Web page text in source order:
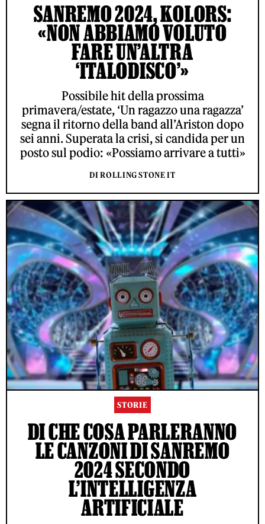
SANREMO 2024, KOLORS:
«NON ABBIAMO VOLUTO
FARE UN’ALTRA
‘ITALODISCO’»
Possibile hit della prossima
primavera/estate, ‘Un ragazzo una ragazza’
segna il ritorno della band all’Ariston dopo
sei anni. Superata la crisi, si candida per un
posto sul podio: «Possiamo arrivare a tutti»
DI ROLLING STONE IT
STORIE
DI CHE COSA PARLERANNO
LE CANZONI DI SANREMO
2024 SECONDO
L’INTELLIGENZA
ARTIFICIALE